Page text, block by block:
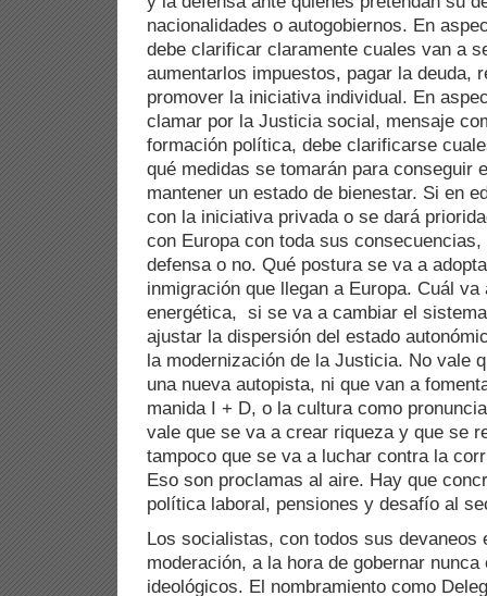
nacionalidades o autogobiernos. En
debe clarificar claramente cuales van a
aumentarlos impuestos, pagar la deuda,
promover la iniciativa individual. En
clamar por la Justicia social, mensaje
formación política, debe clarificarse
qué medidas se tomarán para conseguir
mantener un estado de bienestar. Si en
con la iniciativa privada o se dará
con Europa con toda sus
defensa o no. Qué postura se va a
inmigración que llegan a Europa. Cuál
energética, si se va a cambiar el
ajustar la dispersión del estado
la modernización de la Justicia. No vale
una nueva autopista, ni que van a
manida I + D, o la cultura como
vale que se va a crear riqueza y que se
tampoco que se va a luchar contra la
Eso son proclamas al aire. Hay que
política laboral, pensiones y desafío al
Los socialistas, con todos sus devaneos
moderación, a la hora de gobernar
ideológicos. El nombramiento como